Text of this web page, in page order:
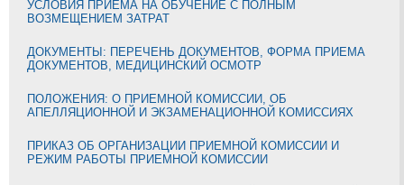
УСЛОВИЯ ПРИЕМА НА ОБУЧЕНИЕ С ПОЛНЫМ
ВОЗМЕЩЕНИЕМ ЗАТРАТ
ДОКУМЕНТЫ: ПЕРЕЧЕНЬ ДОКУМЕНТОВ, ФОРМА ПРИЕМА
ДОКУМЕНТОВ, МЕДИЦИНСКИЙ ОСМОТР
ПОЛОЖЕНИЯ: О ПРИЕМНОЙ КОМИССИИ, ОБ
АПЕЛЛЯЦИОННОЙ И ЭКЗАМЕНАЦИОННОЙ КОМИССИЯХ
ПРИКАЗ ОБ ОРГАНИЗАЦИИ ПРИЕМНОЙ КОМИССИИ И
РЕЖИМ РАБОТЫ ПРИЕМНОЙ КОМИССИИ